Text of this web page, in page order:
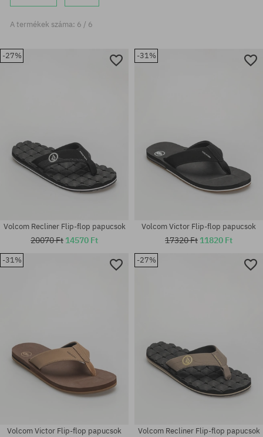
A termékek száma: 6 / 6
-27%
Volcom Recliner Flip-flop papucsok
20070 Ft 14570 Ft
-31%
Volcom Victor Flip-flop papucsok
17320 Ft 11820 Ft
-31%
Volcom Victor Flip-flop papucsok
-27%
Volcom Recliner Flip-flop papucsok